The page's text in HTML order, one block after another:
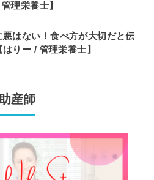
管理栄養士】
悪はない！食べ方が大切だと伝
はりー / 管理栄養士】
産師